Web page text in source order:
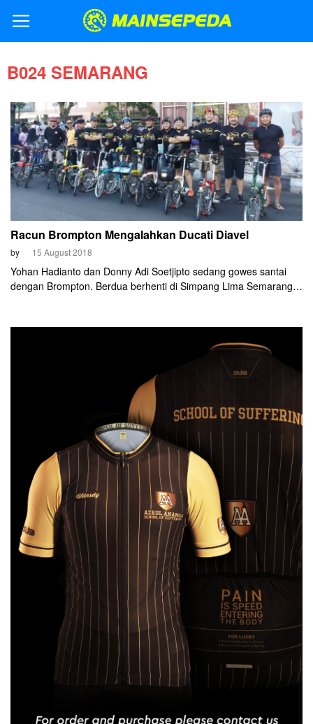
B024 SEMARANG
Racun Brompton Mengalahkan Ducati Diavel
by 15 August 2018
Yohan Hadianto dan Donny Adi Soetjipto sedang gowes santai
dengan Brompton. Berdua berhenti di Simpang Lima Semarang
Herry Fathur dan Satrio Hartoko. Lalu berkembanglah mereka